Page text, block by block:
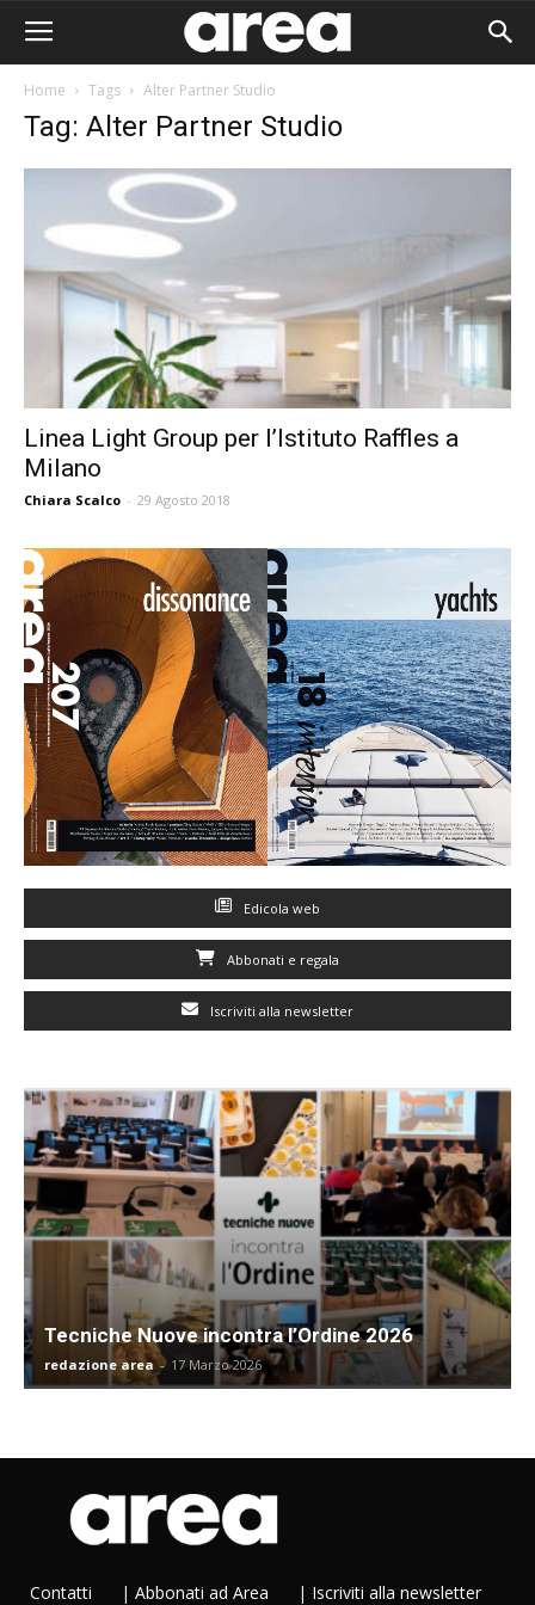
Home Tags Alter Partner Studio
Tag: Alter Partner Studio
Linea Light Group per l’Istituto Raffles a
Milano
Chiara Scalco - 29 Agosto 2018
Edicola web
Abbonati e regala
Iscriviti alla newsletter
Tecniche Nuove incontra l’Ordine 2026
redazione area - 17 Marzo 2026
Contatti | Abbonati ad Area | Iscriviti alla newsletter